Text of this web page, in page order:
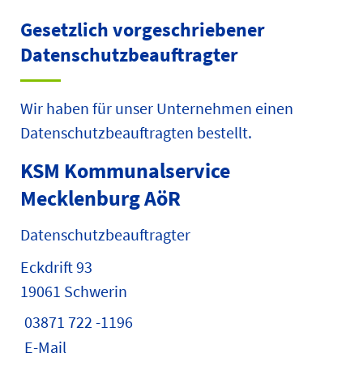
Gesetzlich vorgeschriebener
Datenschutz­beauftragter
Wir haben für unser Unternehmen einen
Datenschutzbeauftragten bestellt.
KSM Kommunalservice
Mecklenburg AöR
Datenschutzbeauftragter
Eckdrift 93
19061 Schwerin
03871 722 -1196
E-Mail